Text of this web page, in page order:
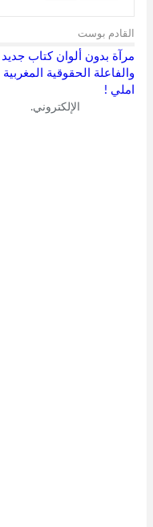
القادم بوست
مرآة بدون ألوان كتاب جديد
والفاعلة الحقوقية
املي !
الإلكتروني.